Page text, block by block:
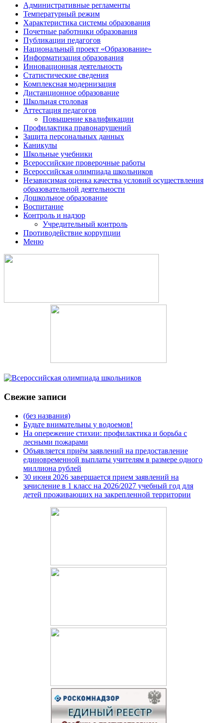
Административные регламенты
Температурный режим
Характеристика системы образования
Почетные работники образования
Публикации педагогов
Национальный проект «Образование»
Информатизация образования
Инновационная деятельность
Статистические сведения
Комплексная модернизация
Дистанционное образование
Школьная столовая
Аттестация педагогов
Повышение квалификации
Профилактика правонарушений
Защита персональных данных
Каникулы
Школьные учебники
Всероссийские проверочные работы
Всероссийская олимпиада школьников
Независимая оценка качества условий осуществления
образовательной деятельности
Дошкольное образование
Воспитание
Контроль и надзор
Учредительный контроль
Противодействие коррупции
Меню
Свежие записи
(без названия)
Будьте внимательны у водоемов!
На опережение стихии: профилактика и борьба с
лесными пожарами
Объявляется приём заявлений на предоставление
единовременной выплаты учителям в размере одного
миллиона рублей
30 июня 2026 завершается прием заявлений на
зачисление в 1 класс на 2026/2027 учебный год для
детей проживающих на закрепленной территории